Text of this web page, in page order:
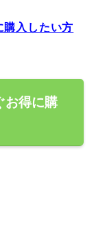
購入したい方
お得に購